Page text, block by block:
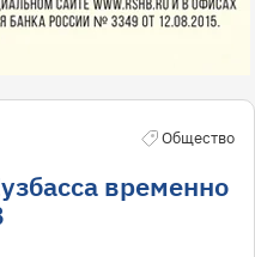
Общество
временно